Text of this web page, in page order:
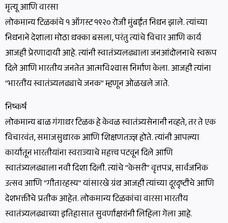
मृत्यू आणि वारसा
लोकमान्य टिळकांचे १ ऑगस्ट १९२० रोजी मुंबईत निधन झाले. त्यांच्या
निधनाने देशाला मोठा धक्का बसला, परंतु त्यांचे विचार आणि कार्य
आजही प्रेरणादायी आहे. त्यांनी स्वातंत्र्यलढ्याला जनआंदोलनाचे स्वरूप
दिले आणि भारतीय जनतेत आत्मविश्वास निर्माण केला. आजही त्यांना
“भारतीय स्वातंत्र्यलढ्याचे जनक” म्हणून ओळखले जाते.
निष्कर्ष
लोकमान्य बाळ गंगाधर टिळक हे केवळ स्वातंत्र्यसेनानी नव्हते, तर ते एक
विचारवंत, समाजसुधारक आणि शिक्षणतज्ज्ञ होते. त्यांनी आपल्या
कार्यातून भारतीयांना स्वराज्याचे महत्त्व पटवून दिले आणि
स्वातंत्र्यलढ्याला नवी दिशा दिली. त्यांचे “केसरी” वृत्तपत्र, सार्वजनिक
उत्सव आणि “गीतारहस्य” यांसारखे ग्रंथ आजही त्यांच्या दूरदृष्टीचे आणि
देशभक्तीचे प्रतीक आहेत. लोकमान्य टिळकांचा वारसा भारतीय
स्वातंत्र्यलढ्याच्या इतिहासात सुवर्णाक्षरांनी लिहिला गेला आहे.